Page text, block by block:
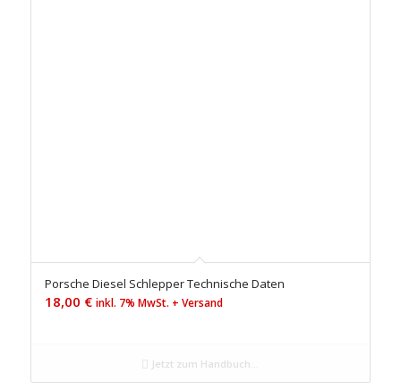
Porsche Diesel Schlepper Technische Daten
18,00 € inkl. 7% MwSt. + Versand
Jetzt zum Handbuch...